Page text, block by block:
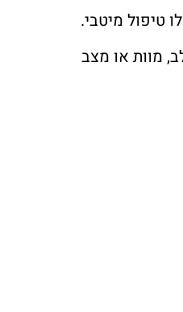
טיפול מיטבי.
6-8 שעות לפני דום לב, מוות או מצב